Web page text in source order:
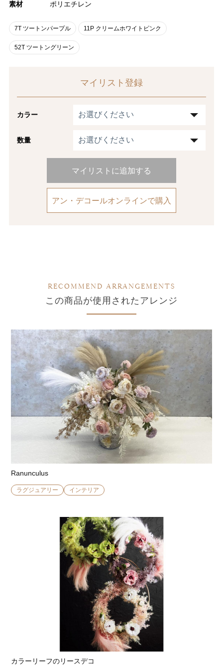
素材 ポリエチレン
7T ツートンパープル 11P クリームホワイトピンク
52T ツートングリーン
マイリスト登録
カラー
数量
マイリストに追加する
アン・デコールオンラインで購入
RECOMMEND ARRANGEMENTS
この商品が使用されたアレンジ
Ranunculus
ラグジュアリー インテリア
カラーリーフのリースデコ